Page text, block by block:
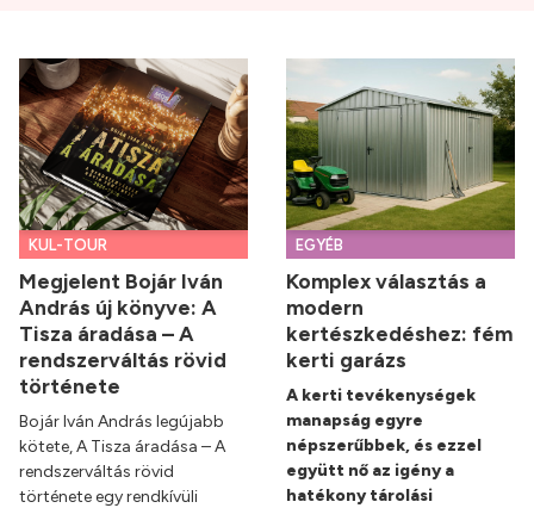
KUL-TOUR
Megjelent Bojár Iván
András új könyve: A
Tisza áradása – A
rendszerváltás rövid
története
Bojár Iván András legújabb
kötete, A Tisza áradása – A
rendszerváltás rövid
története egy rendkívüli
EGYÉB
Komplex választás a
modern
kertészkedéshez: fém
kerti garázs
A kerti tevékenységek
manapság egyre
népszerűbbek, és ezzel
együtt nő az igény a
hatékony tárolási